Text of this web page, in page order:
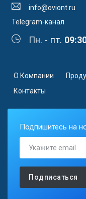
info@oviont.ru
Telegram-канал
Пн. - пт.
О Компании
Контакты
Подпишитесь на
Подписаться